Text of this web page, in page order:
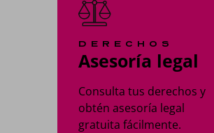
DERECHOS
Asesoría legal
Consulta tus derechos y
obtén asesoría legal
gratuita fácilmente.